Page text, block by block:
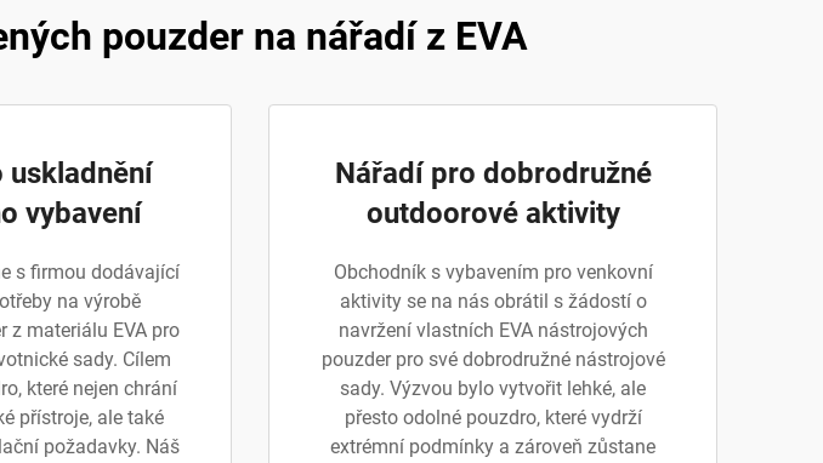
pouzder na nářadí z EVA
uskladnění
vybavení
s firmou dodávající
na výrobě
z materiálu EVA pro
sady. Cílem
které nejen chrání
přístroje, ale také
požadavky. Náš
Nářadí pro dobrodružné
outdoorové aktivity
Obchodník s vybavením pro venkovní
aktivity se na nás obrátil s žádostí o
navržení vlastních EVA nástrojových
pouzder pro své dobrodružné nástrojové
sady. Výzvou bylo vytvořit lehké, ale
přesto odolné pouzdro, které vydrží
extrémní podmínky a zároveň zůstane